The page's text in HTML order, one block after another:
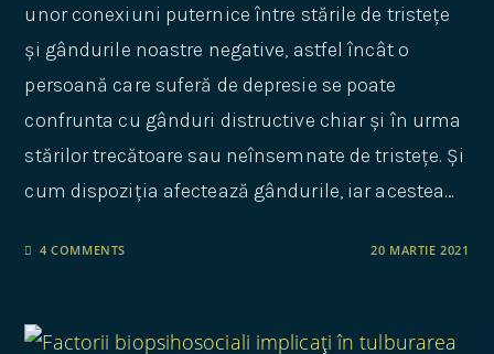
unor conexiuni puternice între stările de tristețe
și gândurile noastre negative, astfel încât o
persoană care suferă de depresie se poate
confrunta cu gânduri distructive chiar și în urma
stărilor trecătoare sau neînsemnate de tristețe. Și
cum dispoziția afectează gândurile, iar acestea…
4 COMMENTS 20 MARTIE 2021